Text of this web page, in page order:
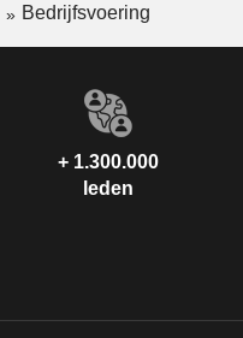
Bedrijfsvoering
+ 1.300.000
leden